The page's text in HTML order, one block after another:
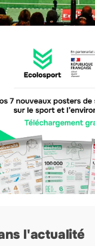
l'actualité